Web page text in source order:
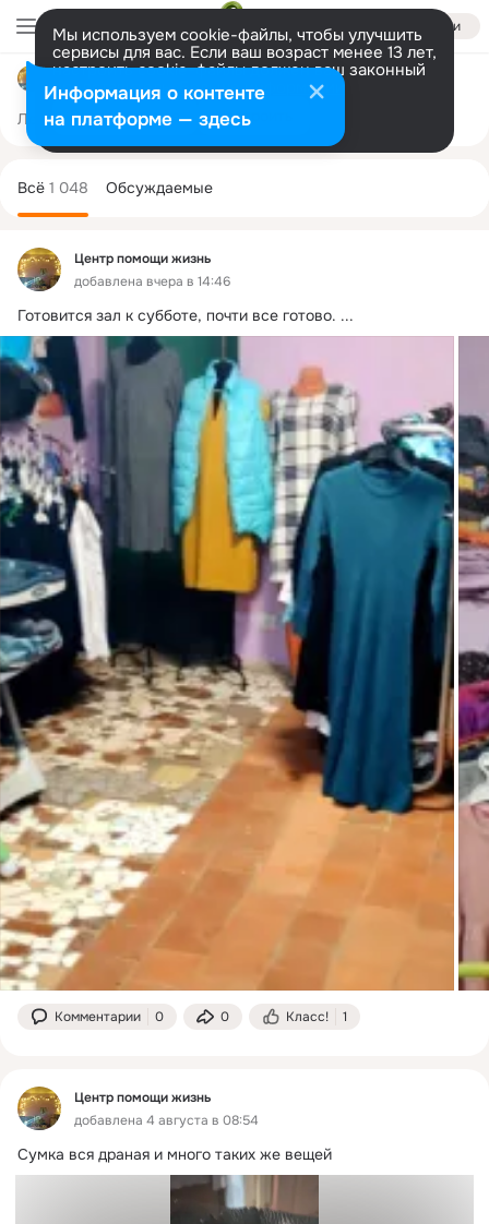
Войти
Мы используем cookie-файлы, чтобы улучшить
сервисы для вас. Если ваш возраст менее 13 лет,
настроить cookie-файлы должен ваш законный
представитель. Больше информации
Разрешить все Настроить
Лента Участники 208 Темы 1K
Центр помощи жизнь
добавлена вчера в 14:46
Готовится зал к субботе, почти все готово. ...
Комментарии 0 0 Класс! 1
Центр помощи жизнь
добавлена 4 августа в 08:54
Сумка вся драная и много таких же вещей
колонка
Всё 1 048 Обсуждаемые
Информация о контенте
на платформе — здесь